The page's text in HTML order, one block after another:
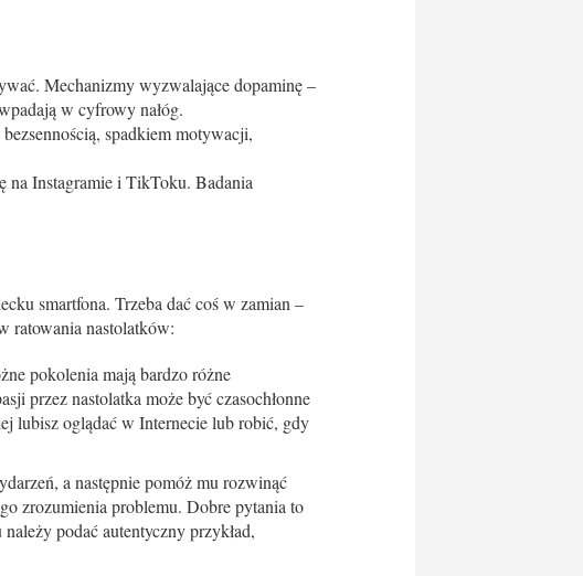
Mechanizmy wyzwalające dopaminę –
w cyfrowy nałóg.
spadkiem motywacji,
na Instagramie i TikToku. Badania
smartfona. Trzeba dać coś w zamian –
ratowania nastolatków:
pokolenia mają bardzo różne
przez nastolatka może być czasochłonne
lubisz oglądać w Internecie lub robić, gdy
a następnie pomóż mu rozwinąć
zrozumienia problemu. Do­bre pytania to
podać autentyczny przykład,